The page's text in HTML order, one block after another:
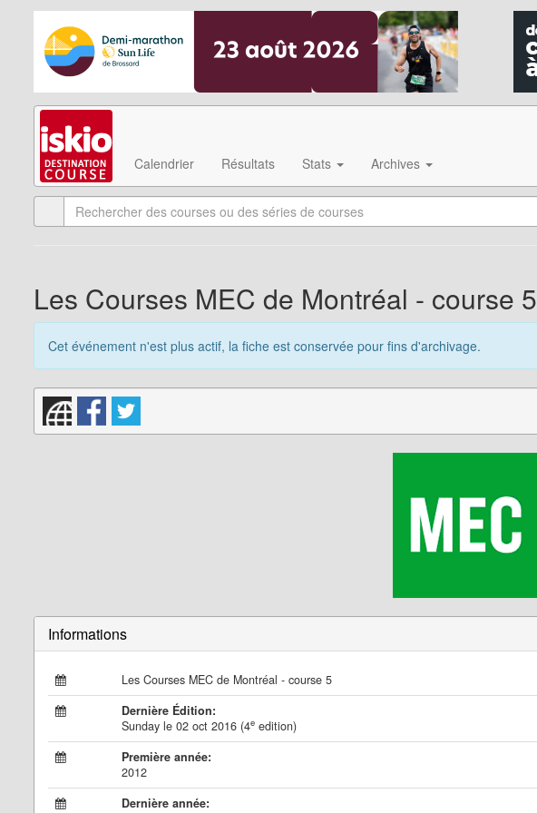
Calendrier Résultats Stats Archives
Les Courses MEC de Montréal - course 5
Cet événement n'est plus actif, la fiche est conservée pour fins d'archivage.
Informations
Les Courses MEC de Montréal - course 5
Dernière Édition:
Sunday le 02 oct 2016 (4e edition)
Première année:
2012
Dernière année: